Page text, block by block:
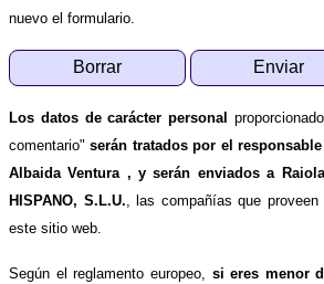
nuevo el formulario.
Los datos de carácter personal
comentario"serán tratados por el
Albaida Ventura , y serán enviados a
HISPANO, S.L.U. , las compañías que
este sitio web.
Según el reglamento europeo, si eres menor